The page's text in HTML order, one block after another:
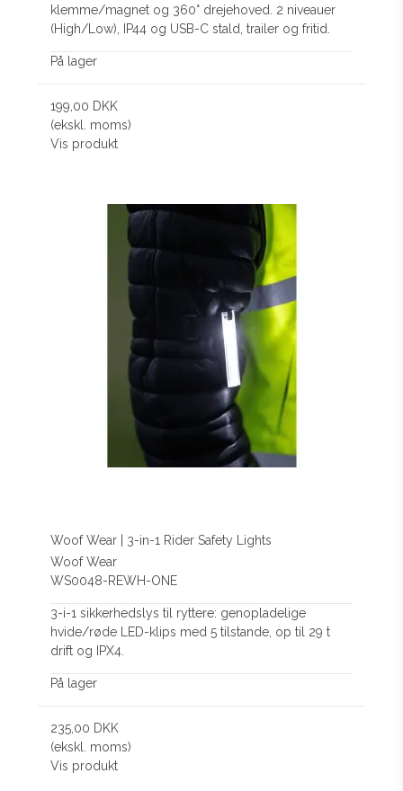
klemme/magnet og 360° drejehoved. 2 niveauer
(High/Low), IP44 og USB-C stald, trailer og fritid.
På lager
199,00 DKK
(ekskl. moms)
Vis produkt
Woof Wear | 3-in-1 Rider Safety Lights
Woof Wear
WS0048-REWH-ONE
3-i-1 sikkerhedslys til ryttere: genopladelige
hvide/røde LED-klips med 5 tilstande, op til 29 t
drift og IPX4.
På lager
235,00 DKK
(ekskl. moms)
Vis produkt